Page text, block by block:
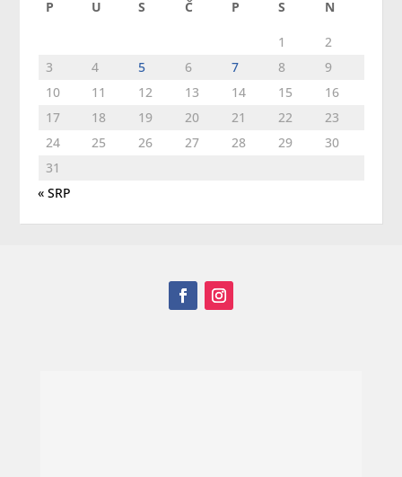
P U S Č P S N
1
2
3
4 5 6 7 8
9
10
11 12 13 14 15
16
17
18 19 20 21 22
23
24
25 26 27 28 29
30
31
« SRP